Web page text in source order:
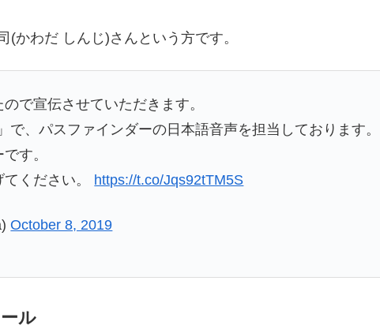
かわだ しんじ)さんという方です。
で宣伝させていただきます。
で、パスファインダーの日本語音声を担当しております。
す。
ください。 https://t.co/Jqs92tTM5S
October 8, 2019
ル